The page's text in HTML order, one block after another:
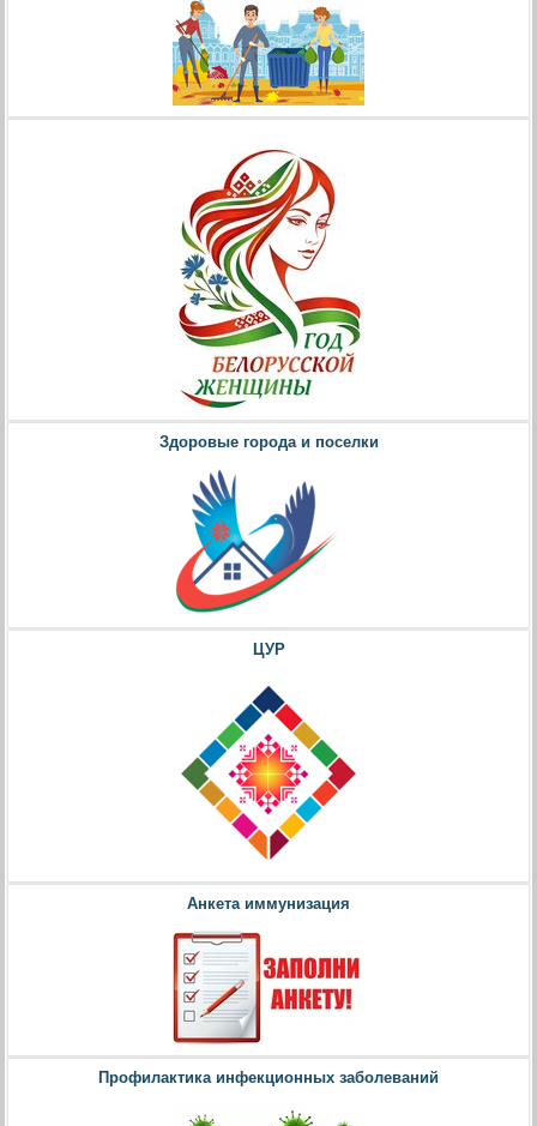
Здоровые города и поселки
ЦУР
Анкета иммунизация
Профилактика инфекционных заболеваний